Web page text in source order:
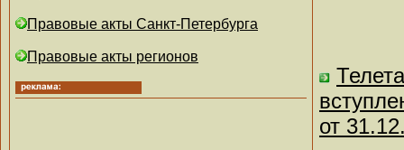
Правовые акты Санкт-Петербурга
Правовые акты регионов
от